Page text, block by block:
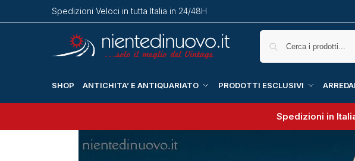
Spedizioni Veloci in tutta Italia in 24/48H
SHOP ANTICHITA’ E ANTIQUARIATO PRODOTTI ESCLUSIVI
Spedizioni in